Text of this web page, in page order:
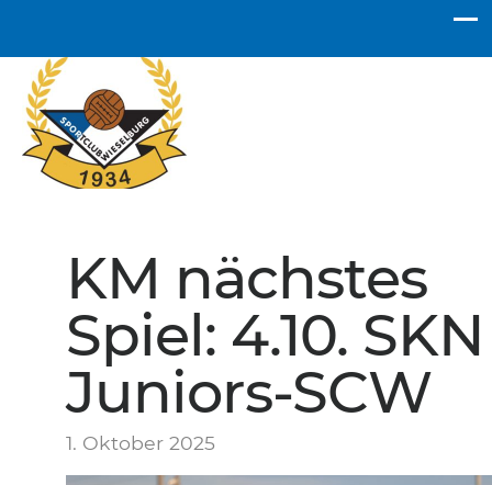
KM nächstes
Spiel: 4.10. SKN
Juniors-SCW
1. Oktober 2025